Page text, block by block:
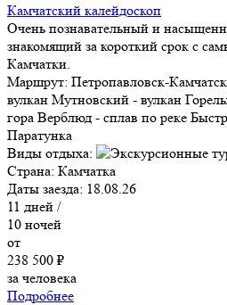
Камчатский калейдоскоп
Очень познавательный и
знакомящий за короткий срок с
Камчатки.
Маршрут: Петропавловск-
вулкан Мутновский - вулкан
гора Верблюд - сплав по реке
Паратунка
Виды отдыха:
Страна: Камчатка
Даты заезда: 18.08.26
11 дней /
10 ночей
от
238 500 ₽
за человека
Подробнее